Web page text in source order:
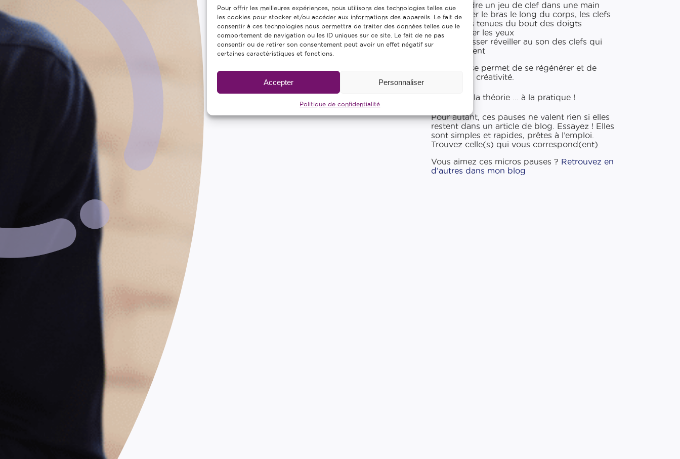
Pour offrir les meilleures expériences, nous utilisons des technologies telles que
les cookies pour stocker et/ou accéder aux informations des appareils. Le fait de
consentir à ces technologies nous permettra de traiter des données telles que le
comportement de navigation ou les ID uniques sur ce site. Le fait de ne pas
consentir ou de retirer son consentement peut avoir un effet négatif sur
certaines caractéristiques et fonctions.
Accepter Personnaliser
Politique de confidentialité
Prendre un jeu de clef dans une main
Laisser le bras le long du corps, les clefs
justes tenues du bout des doigts
Fermer les yeux
Se laisser réveiller au son des clefs qui
tombent
Cette pause permet de se régénérer et de
stimuler sa créativité.
Passez de la théorie … à la pratique !
Pour autant, ces pauses ne valent rien si elles
restent dans un article de blog. Essayez ! Elles
sont simples et rapides, prêtes à l’emploi.
Trouvez celle(s) qui vous correspond(ent).
Vous aimez ces micros pauses ? Retrouvez en
d’autres dans mon blog